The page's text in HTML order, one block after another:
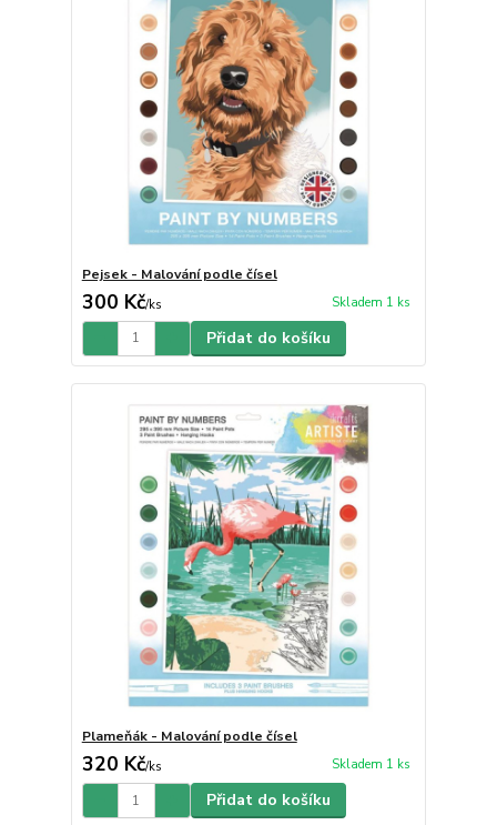
Pejsek - Malování podle čísel
300 Kč/ks Skladem 1 ks
Přidat do košíku
Plameňák - Malování podle čísel
320 Kč/ks Skladem 1 ks
Přidat do košíku